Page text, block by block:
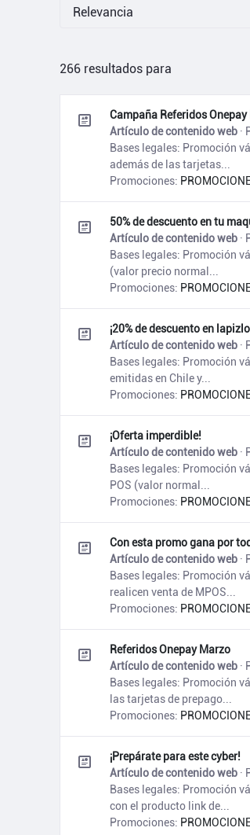
266 resultados para
Campaña Referidos Onepay
Artículo de contenido web ·
Bases legales: Promoción
además de las tarjetas...
Promociones:
50% de descuento en tu
Artículo de contenido web ·
Bases legales: Promoción
(valor precio normal...
Promociones:
¡20% de descuento en
Artículo de contenido web ·
Bases legales: Promoción
emitidas en Chile y...
Promociones:
¡Oferta imperdible!
Artículo de contenido web ·
Bases legales: Promoción
POS (valor normal...
Promociones:
Con esta promo gana por
Artículo de contenido web ·
Bases legales: Promoción
realicen venta de MPOS...
Promociones:
Referidos Onepay Marzo
Artículo de contenido web ·
Bases legales: Promoción
las tarjetas de prepago...
Promociones:
¡Prepárate para este cyber!
Artículo de contenido web ·
Bases legales: Promoción
con el producto link de...
Promociones: